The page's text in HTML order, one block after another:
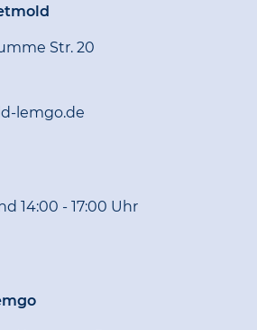
Str. 20
lemgo.de
14:00 - 17:00 Uhr